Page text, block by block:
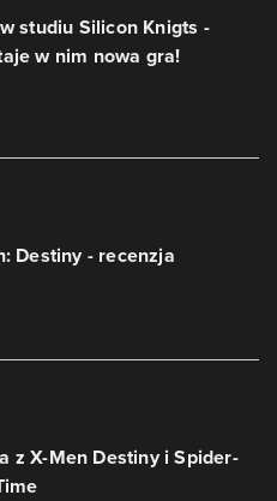
studiu Silicon Knigts -
w nim nowa gra!
Destiny - recenzja
z X-Men Destiny i Spider-